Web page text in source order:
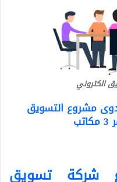
الكتروني
مشروع التسويق
شركة تسويق